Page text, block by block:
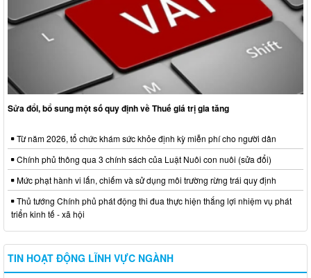
Sửa đổi, bổ sung một số quy định về Thuế giá trị gia tăng
Từ năm 2026, tổ chức khám sức khỏe định kỳ miễn phí cho người dân
Chính phủ thông qua 3 chính sách của Luật Nuôi con nuôi (sửa đổi)
Mức phạt hành vi lấn, chiếm và sử dụng môi trường rừng trái quy định
Thủ tướng Chính phủ phát động thi đua thực hiện thắng lợi nhiệm vụ phát
triển kinh tế - xã hội
TIN HOẠT ĐỘNG LĨNH VỰC NGÀNH